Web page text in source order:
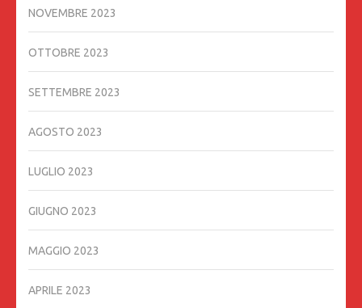
NOVEMBRE 2023
OTTOBRE 2023
SETTEMBRE 2023
AGOSTO 2023
LUGLIO 2023
GIUGNO 2023
MAGGIO 2023
APRILE 2023